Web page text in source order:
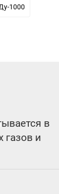
1000
в
газов и